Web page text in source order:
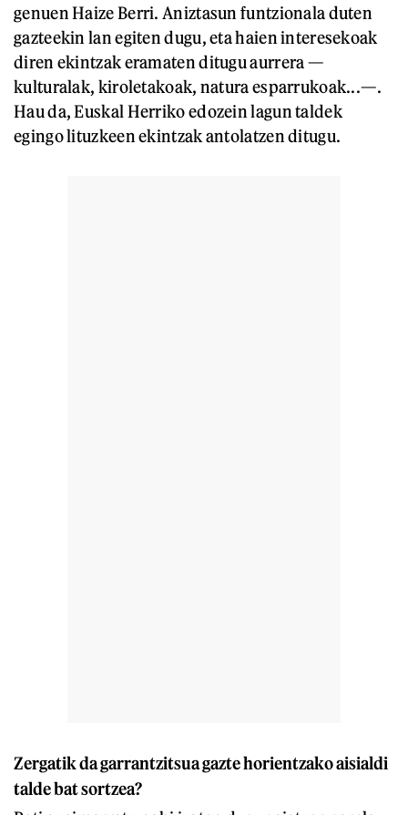
genuen Haize Berri. Aniztasun funtzionala duten
gazteekin lan egiten dugu, eta haien interesekoak
diren ekintzak eramaten ditugu aurrera —
kulturalak, kiroletakoak, natura esparrukoak...—.
Hau da, Euskal Herriko edozein lagun taldek
egingo lituzkeen ekintzak antolatzen ditugu.
Zergatik da garrantzitsua gazte horientzako aisialdi
talde bat sortzea?